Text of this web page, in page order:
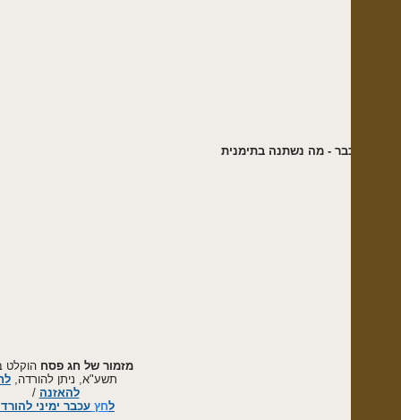
- מה נשתנה בתימנית
מזמור של חג פסחהוקלט בשנת
תשע"א, ניתן להורדה,לחץ
/
עכבר ימיני להורדה